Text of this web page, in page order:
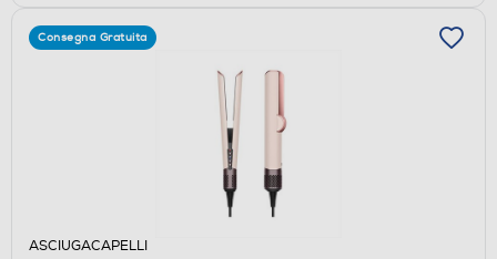
Consegna Gratuita
ASCIUGACAPELLI